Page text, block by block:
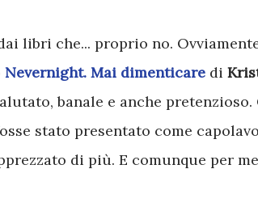
libri che... proprio no.
Nevernight. Mai dimenticare di
banale e anche pretenzioso.
stato presentato come
di più. E comunque per